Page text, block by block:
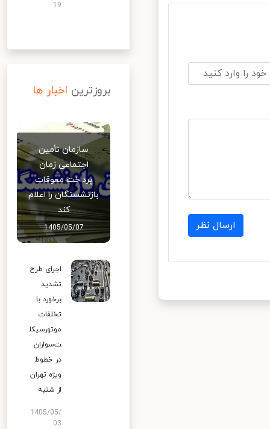
ارسال نظر
19
بروزترین اخبار ها
سازمان تأمین
اجتماعی زمان
پرداخت معوقات
بازنشستگان را اعلام
کند
1405/05/07
اجرای طرح
تشدید
برخورد با
تخلفات
موتورسیکل
ت‌سواران
در خطوط
ویژه تهران
از شنبه
1405/05/
03